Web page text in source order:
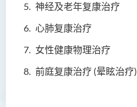
神经及老年复康治疗
心肺复康治疗
女性健康物理治疗
前庭复康治疗 (晕眩治疗)